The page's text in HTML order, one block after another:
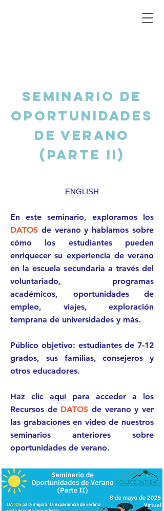
Seminario de
Oportunidades
de Verano
(Parte II)
ENGLISH
En este seminario, exploramos los
DATOS de verano y hablamos sobre
cómo los estudiantes pueden
enriquecer su experiencia de verano
en la escuela secundaria a través del
voluntariado, programas
académicos, oportunidades de
empleo, viajes, exploración
temprana de universidades y más.
Público objetivo: estudiantes de 7-12
grados, sus familias, consejeros y
otros educadores.
Haz clic aquípara acceder a los
Recursos de DATOS de verano y ver
las grabaciones en video de nuestros
seminarios anteriores sobre
oportunidades de verano.